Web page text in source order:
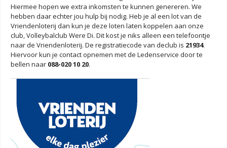
Hiermee hopen we extra inkomsten te kunnen genereren. We
hebben daar echter jou hulp bij nodig. Heb je al een lot van de
Vriendenloterij dan kun je deze loten laten koppelen aan onze
club, Volleybalclub Were Di. Dit kost je niks alleen een telefoontje
naar de Vriendenloterij. De registratiecode van declub is 21934.
Hiervoor kun je contact opnemen met de Ledenservice door te
bellen naar 088-020 10 20.